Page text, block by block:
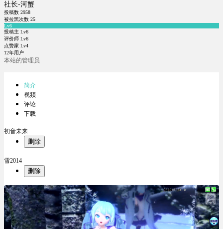
社长-河蟹
投稿数 2958
被拉黑次数 25
Lv6
投稿主 Lv6
评价师 Lv6
点赞家 Lv4
12年用户
本站的管理员
简介
视频
评论
下载
初音未来
删除
雪2014
删除